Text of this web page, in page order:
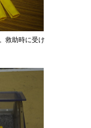
救助時に受け